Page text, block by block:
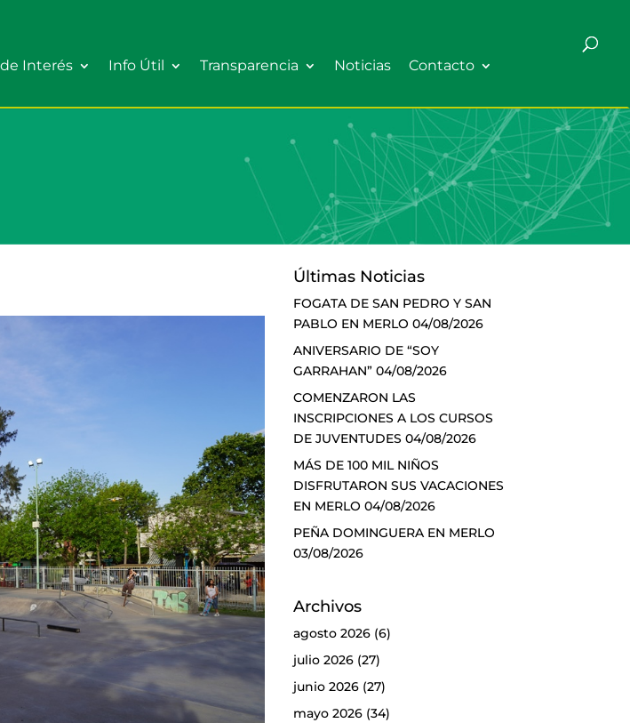
Interés Info Útil Transparencia Noticias Contacto
Últimas Noticias
FOGATA DE SAN PEDRO Y SAN
PABLO EN MERLO 04/08/2026
ANIVERSARIO DE “SOY
GARRAHAN” 04/08/2026
COMENZARON LAS
INSCRIPCIONES A LOS CURSOS
DE JUVENTUDES 04/08/2026
MÁS DE 100 MIL NIÑOS
DISFRUTARON SUS VACACIONES
EN MERLO 04/08/2026
PEÑA DOMINGUERA EN MERLO
03/08/2026
Archivos
agosto 2026(6)
julio 2026(27)
junio 2026(27)
mayo 2026(34)